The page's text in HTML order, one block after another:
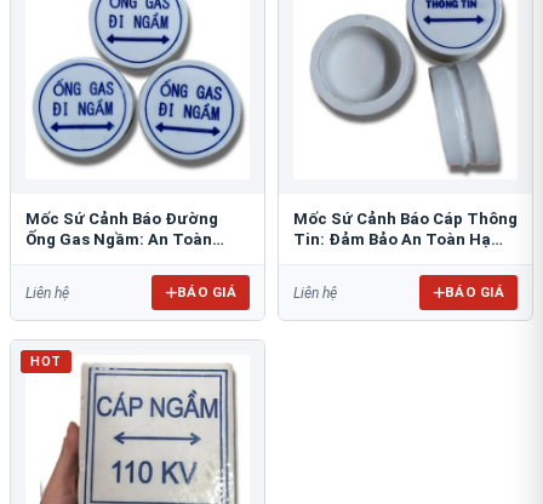
Mốc Sứ Cảnh Báo Đường
Ống Gas Ngầm: An Toàn
Liên hệ BÁO GIÁ
Mốc Sứ Cảnh Báo Cáp Thông
Tin: Đảm Bảo An Toàn Hạ
Liên hệ BÁO GIÁ
HOT